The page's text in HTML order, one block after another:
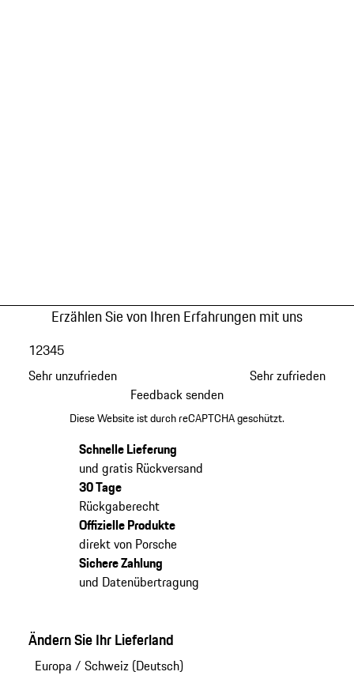
Erzählen Sie von Ihren Erfahrungen mit uns
Sehr unzufrieden
12345
Sehr zufrieden
Feedback senden
Diese Website ist durch reCAPTCHA geschützt.
Schnelle Lieferung
und gratis Rückversand
30 Tage
Rückgaberecht
Offizielle Produkte
direkt von Porsche
Sichere Zahlung
und Datenübertragung
Ändern Sie Ihr Lieferland
Europa / Schweiz (Deutsch)